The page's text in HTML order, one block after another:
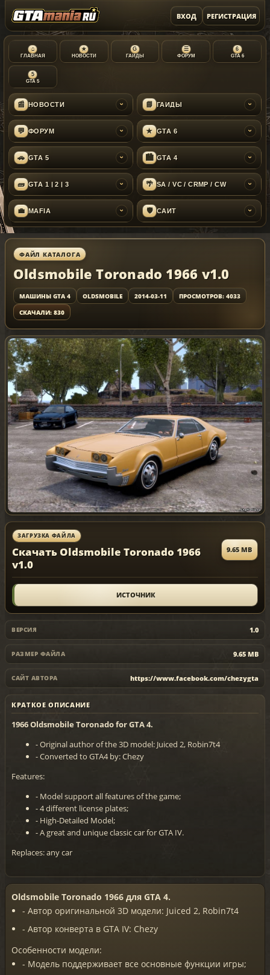
ВХОД РЕГИСТРАЦИЯ
⌂
ГЛАВНАЯ
★
НОВОСТИ
G
ГАЙДЫ
☰
ФОРУМ
6
GTA 6
5
GTA 5
📰 НОВОСТИ › 📘 ГАЙДЫ ›
💬 ФОРУМ › ★ GTA 6 ›
🚗 GTA 5 › 🏙 GTA 4 ›
🧱 GTA 1 | 2 | 3 › 🌴 SA / VC / CRMP / CW ›
💼 MAFIA › 🛡 САЙТ ›
ФАЙЛ КАТАЛОГА
Oldsmobile Toronado 1966 v1.0
МАШИНЫ GTA 4 OLDSMOBILE 2014-03-11
ПРОСМОТРОВ: 4033
СКАЧАЛИ: 830
ЗАГРУЗКА ФАЙЛА
Скачать Oldsmobile Toronado 1966
v1.0
9.65 MB
ИСТОЧНИК
ВЕРСИЯ 1.0
РАЗМЕР ФАЙЛА 9.65 MB
САЙТ АВТОРА https://www.facebook.com/chezygta
КРАТКОЕ ОПИСАНИЕ
1966 Oldsmobile Toronado for GTA 4.
- Original author of the 3D model: Juiced 2, Robin7t4
- Converted to GTA4 by: Chezy
Features:
- Model support all features of the game;
- 4 different license plates;
- High-Detailed Model;
- A great and unique classic car for GTA IV.
Replaces: any car
Oldsmobile Toronado 1966 для GTA 4.
- Автор оригинальной 3D модели: Juiced 2, Robin7t4
- Автор конверта в GTA IV: Chezy
Особенности модели:
- Модель поддерживает все основные функции игры;